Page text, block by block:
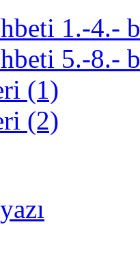
1.-4.-
5.-8.-
(1)
(2)